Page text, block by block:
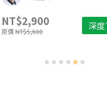
NT$2,900
原價NT$5,600 深